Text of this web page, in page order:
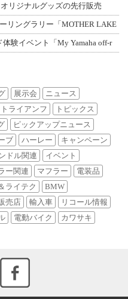
オリジナルグッズの先行販売
リングラリー「MOTHER LAKE
験イベント「My Yamaha off-r
展示会
ニュース
トライアンフ
トピックス
ピックアップニュース
ブ ハーレー
キャンペーン
ドル関連
イベント
ー関連 マフラー
電装品
ライテク
BMW
売店 輸入車
リコール情報
電動バイク
カワサキ